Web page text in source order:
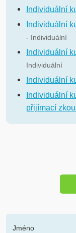
Individuální
Individuální
- Individuální
Individuální
Individuální
Individuální
Individuální
přijímací
Jméno